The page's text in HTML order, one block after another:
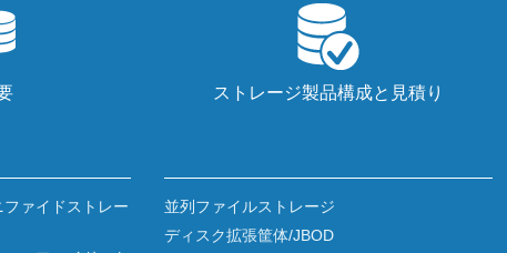
ストレージ製品構成と見積り
ァイドストレー
並列ファイルストレージ
ディスク拡張筐体/JBOD